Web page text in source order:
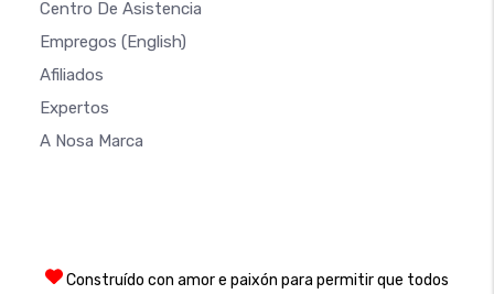
Centro De Asistencia
Empregos (English)
Afiliados
Expertos
A Nosa Marca
Construído con amor e paixón para permitir que todos